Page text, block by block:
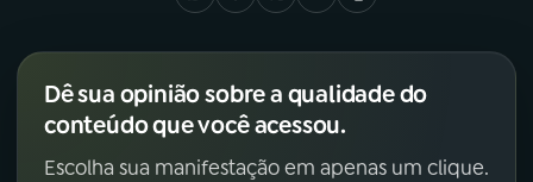
Dê sua opinião sobre a qualidade do
conteúdo que você acessou.
Escolha sua manifestação em apenas um clique.